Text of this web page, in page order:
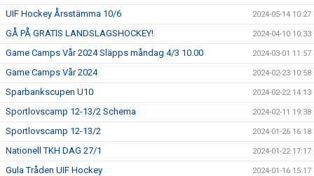
UIF Hockey Årsstämma 10/6 2024-05-14 10:27
GÅ PÅ GRATIS LANDSLAGSHOCKEY! 2024-04-10 10:33
Game Camps Vår 2024 Släpps måndag 4/3 10.00 2024-03-01 11:57
Game Camps Vår 2024 2024-02-23 10:58
Sparbankscupen U10 2024-02-22 14:13
Sportlovscamp 12-13/2 Schema 2024-02-11 19:38
Sportlovscamp 12-13/2 2024-01-26 16:18
Nationell TKH DAG 27/1 2024-01-22 17:17
Gula Tråden UIF Hockey 2024-01-16 15:17